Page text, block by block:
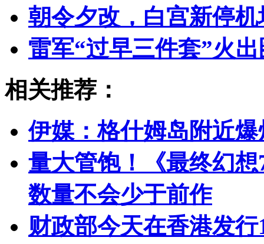
朝令夕改，白宫新停
雷军“过早三件套”火
相关推荐：
伊媒：格什姆岛附近
量大管饱！《最终幻
数量不会少于前作
财政部今天在香港发